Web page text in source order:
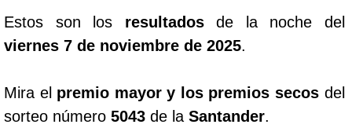
Estos son los resultadosde la noche del
viernes 7 de noviembre de 2025.
Mira el premio mayor y los premios secosdel
sorteo número 5043 de la Santander.